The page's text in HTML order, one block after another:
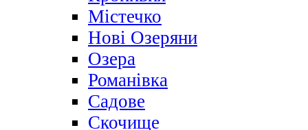
Містечко
Нові Озеряни
Озера
Романівка
Садове
Скочище